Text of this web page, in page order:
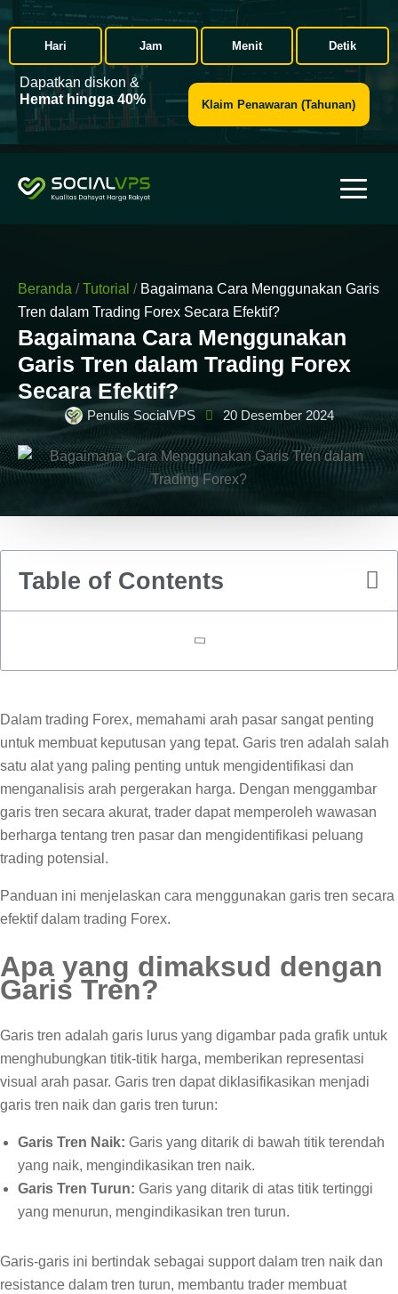
Hari Jam Menit Detik
Dapatkan diskon &
Hemat hingga 40%
Klaim Penawaran (Tahunan)
Beranda / Tutorial /Bagaimana Cara Menggunakan Garis
Tren dalam Trading Forex Secara Efektif?
Bagaimana Cara Menggunakan
Garis Tren dalam Trading Forex
Secara Efektif?
Penulis SocialVPS 20 Desember 2024
Table of Contents
Dalam trading Forex, memahami arah pasar sangat penting
untuk membuat keputusan yang tepat. Garis tren adalah salah
satu alat yang paling penting untuk mengidentifikasi dan
menganalisis arah pergerakan harga. Dengan menggambar
garis tren secara akurat, trader dapat memperoleh wawasan
berharga tentang tren pasar dan mengidentifikasi peluang
trading potensial.
Panduan ini menjelaskan cara menggunakan garis tren secara
efektif dalam trading Forex.
Apa yang dimaksud dengan
Garis Tren?
Garis tren adalah garis lurus yang digambar pada grafik untuk
menghubungkan titik-titik harga, memberikan representasi
visual arah pasar. Garis tren dapat diklasifikasikan menjadi
garis tren naik dan garis tren turun:
Garis Tren Naik: Garis yang ditarik di bawah titik terendah
yang naik, mengindikasikan tren naik.
Garis Tren Turun: Garis yang ditarik di atas titik tertinggi
yang menurun, mengindikasikan tren turun.
Garis-garis ini bertindak sebagai support dalam tren naik dan
resistance dalam tren turun, membantu trader membuat